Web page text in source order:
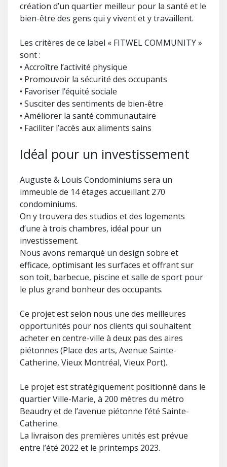
création d’un quartier meilleur pour la santé et le
bien-être des gens qui y vivent et y travaillent.
Les critères de ce label « FITWEL COMMUNITY »
sont :
• Accroître l’activité physique
• Promouvoir la sécurité des occupants
• Favoriser l’équité sociale
• Susciter des sentiments de bien-être
• Améliorer la santé communautaire
• Faciliter l’accès aux aliments sains
Idéal pour un investissement
Auguste & Louis Condominiums sera un
immeuble de 14 étages accueillant 270
condominiums.
On y trouvera des studios et des logements
d’une à trois chambres, idéal pour un
investissement.
Nous avons remarqué un design sobre et
efficace, optimisant les surfaces et offrant sur
son toit, barbecue, piscine et salle de sport pour
le plus grand bonheur des occupants.
Ce projet est selon nous une des meilleures
opportunités pour nos clients qui souhaitent
acheter en centre-ville à deux pas des aires
piétonnes (Place des arts, Avenue Sainte-
Catherine, Vieux Montréal, Vieux Port).
Le projet est stratégiquement positionné dans le
quartier Ville-Marie, à 200 mètres du métro
Beaudry et de l’avenue piétonne l’été Sainte-
Catherine.
La livraison des premières unités est prévue
entre l’été 2022 et le printemps 2023.